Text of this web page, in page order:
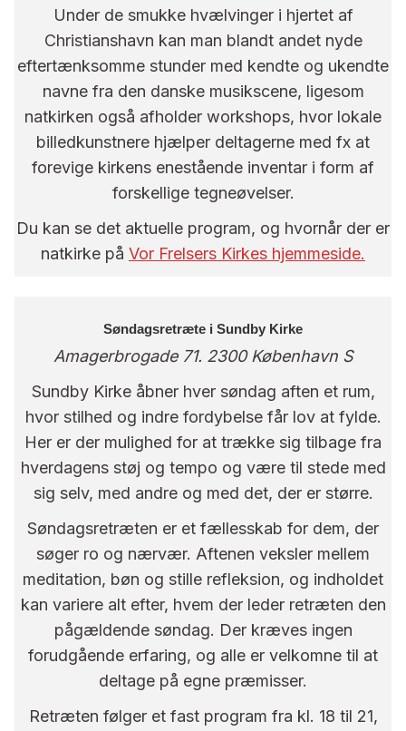
Under de smukke hvælvinger i hjertet af
Christianshavn kan man blandt andet nyde
eftertænksomme stunder med kendte og ukendte
navne fra den danske musikscene, ligesom
natkirken også afholder workshops, hvor lokale
billedkunstnere hjælper deltagerne med fx at
forevige kirkens enestående inventar i form af
forskellige tegneøvelser.
Du kan se det aktuelle program, og hvornår der er
natkirke på Vor Frelsers Kirkes hjemmeside.
Søndagsretræte i Sundby Kirke
Amagerbrogade 71. 2300 København S
Sundby Kirke åbner hver søndag aften et rum,
hvor stilhed og indre fordybelse får lov at fylde.
Her er der mulighed for at trække sig tilbage fra
hverdagens støj og tempo og være til stede med
sig selv, med andre og med det, der er større.
Søndagsretræten er et fællesskab for dem, der
søger ro og nærvær. Aftenen veksler mellem
meditation, bøn og stille refleksion, og indholdet
kan variere alt efter, hvem der leder retræten den
pågældende søndag. Der kræves ingen
forudgående erfaring, og alle er velkomne til at
deltage på egne præmisser.
Retræten følger et fast program fra kl. 18 til 21,